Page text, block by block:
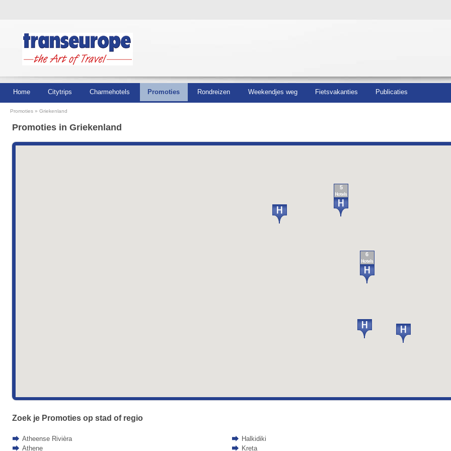
Home Citytrips Charmehotels Promoties Rondreizen Weekendjes weg Fietsvakanties Publicaties
Promoties Griekenland
Promoties in Griekenland
6
5
Zoek je Promoties op stad of regio
Atheense Rivièra
Athene
Halkidiki
Kreta